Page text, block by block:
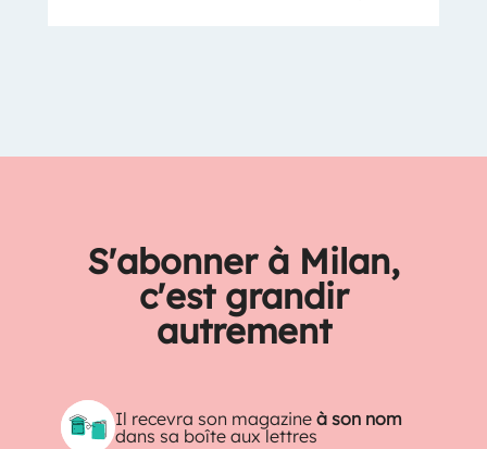
S'abonner à Milan,
c'est grandir
autrement
Il recevra son magazineà son nom
dans sa boîte aux lettres